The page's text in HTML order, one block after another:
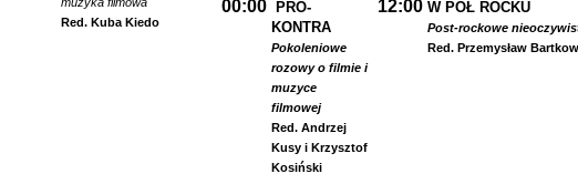
Red. Kuba Kiedo
00:00
PRO-
KONTRA
Pokoleniowe
rozowy o filmie i
muzyce
filmowej
Red. Andrzej
Kusy i Krzysztof
Kosiński
12:00 W PÓŁ ROCKU
Post-rockowe
Red. Przemysław